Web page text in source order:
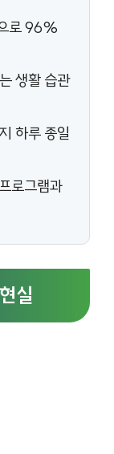
로 96%
생활 습관
하루 종일
로그램과
실